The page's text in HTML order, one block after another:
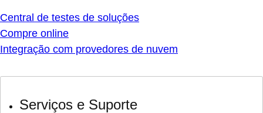
Central de testes de soluções
Compre online
Integração com provedores de nuvem
Serviços e Suporte